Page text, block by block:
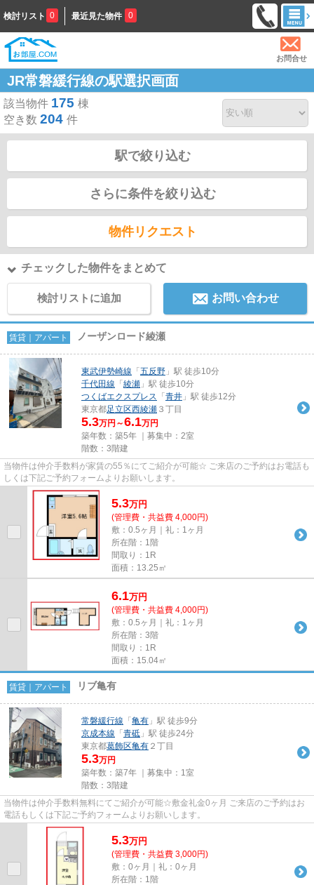
検討リスト 0 最近見た物件 0
お問合せ
JR常磐緩行線の駅選択画面
該当物件 175 棟
空き数 204 件
駅で絞り込む
さらに条件を絞り込む
物件リクエスト
チェックした物件をまとめて
検討リストに追加 お問い合わせ
賃貸｜アパート ノーザンロード綾瀬
東武伊勢崎線 「 五反野 」駅 徒歩10分
千代田線 「 綾瀬 」駅 徒歩10分
つくばエクスプレス 「 青井 」駅 徒歩12分
東京都足立区西綾瀬 ３丁目
5.3万円～6.1万円
築年数：築5年 ｜募集中： 2室
階数：3階建
当物件は仲介手数料が家賃の55％にてご紹介が可能☆ ご来店のご予約はお電話も
しくは下記ご予約フォームよりお願いします。
5.3万円
(管理費・共益費 4,000円)
敷：0.5ヶ月｜礼：1ヶ月
所在階：1階
間取り：1R
面積：13.25㎡
6.1万円
(管理費・共益費 4,000円)
敷：0.5ヶ月｜礼：1ヶ月
所在階：3階
間取り：1R
面積：15.04㎡
賃貸｜アパート リブ亀有
常磐緩行線 「 亀有 」駅 徒歩9分
京成本線 「 青砥 」駅 徒歩24分
東京都葛飾区亀有 ２丁目
5.3万円
築年数：築7年 ｜募集中： 1室
階数：3階建
当物件は仲介手数料無料にてご紹介が可能☆敷金礼金0ヶ月 ご来店のご予約はお
電話もしくは下記ご予約フォームよりお願いします。
5.3万円
(管理費・共益費 3,000円)
敷：0ヶ月｜礼：0ヶ月
所在階：1階